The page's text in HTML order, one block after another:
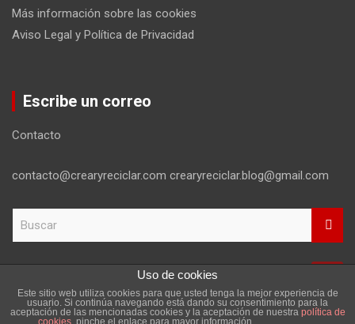
Más información sobre las cookies
Aviso Legal y Política de Privacidad
Escribe un correo
Contacto
contacto@crearyreciclar.com crearyreciclar.blog@gmail.com
c
Copyright ©2026
Aviso Legal y Política de Privacidad
Uso de cookies
Este sitio web utiliza cookies para que usted tenga la mejor experiencia de
usuario. Si continúa navegando está dando su consentimiento para la
aceptación de las mencionadas cookies y la aceptación de nuestra política de
cookies , pinche el enlace para mayor información.